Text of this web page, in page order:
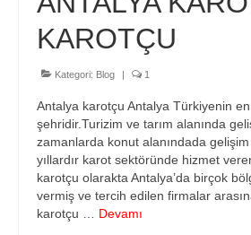
KAROTÇU
Kategori: Blog | 1
Antalya karotçu Antalya Türkiyenin
şehridir.Turizim ve tarım alanında
zamanlarda konut alanındada gelişim
yıllardır karot sektöründe hizmet
karotçu olarakta Antalya’da birçok
vermiş ve tercih edilen firmalar
karotçu … Devamı